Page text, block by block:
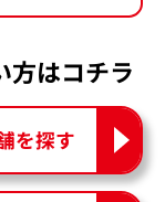
方はコチラ
を探す